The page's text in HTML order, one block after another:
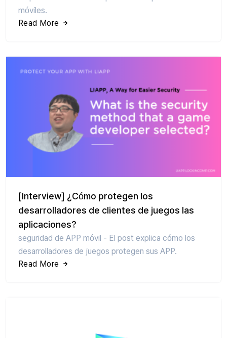
móviles.
Read More
[Interview] ¿Cómo protegen los
desarrolladores de clientes de juegos las
aplicaciones?
seguridad de APP móvil - El post explica cómo los
desarrolladores de juegos protegen sus APP.
Read More